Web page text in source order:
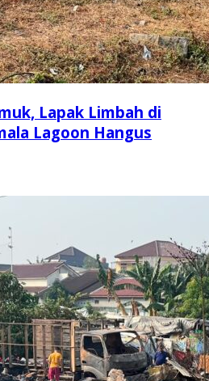
Lapak Limbah di
Lagoon Hangus